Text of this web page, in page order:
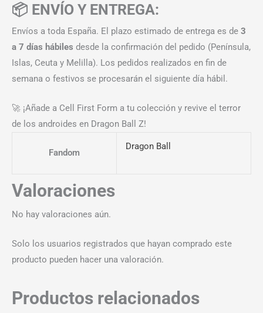
📦 ENVÍO Y ENTREGA:
Envíos a toda España. El plazo estimado de entrega es de 3
a 7 días hábiles desde la confirmación del pedido (Península,
Islas, Ceuta y Melilla). Los pedidos realizados en fin de
semana o festivos se procesarán el siguiente día hábil.
🚀 ¡Añade a Cell First Form a tu colección y revive el terror
de los androides en Dragon Ball Z!
Fandom
Dragon Ball
Valoraciones
No hay valoraciones aún.
Solo los usuarios registrados que hayan comprado este
producto pueden hacer una valoración.
Productos relacionados